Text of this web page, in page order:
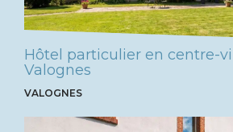
Hôtel particulier en centre-
Valognes
VALOGNES